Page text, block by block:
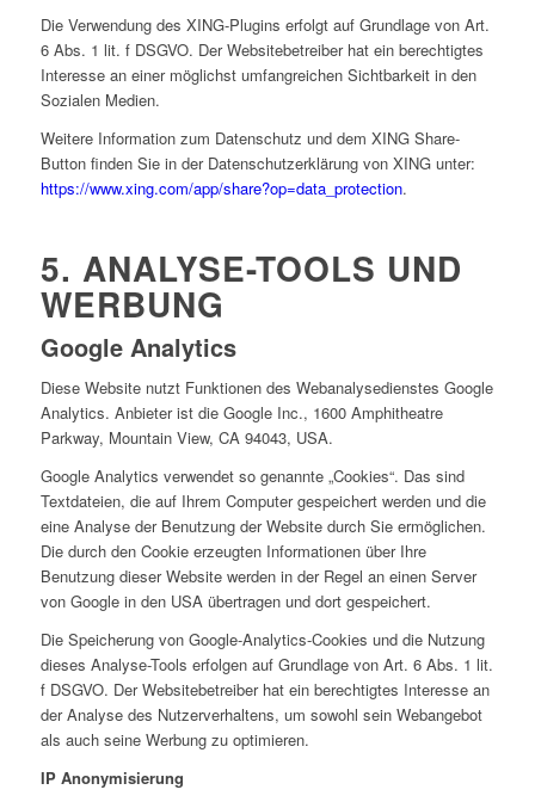
Die Verwendung des XING-Plugins erfolgt auf Grundlage von Art.
6 Abs. 1 lit. f DSGVO. Der Websitebetreiber hat ein berechtigtes
Interesse an einer möglichst umfangreichen Sichtbarkeit in den
Sozialen Medien.
Weitere Information zum Datenschutz und dem XING Share-
Button finden Sie in der Datenschutzerklärung von XING unter:
https://www.xing.com/app/share?op=data_protection.
5. ANALYSE-TOOLS UND
WERBUNG
Google Analytics
Diese Website nutzt Funktionen des Webanalysedienstes Google
Analytics. Anbieter ist die Google Inc., 1600 Amphitheatre
Parkway, Mountain View, CA 94043, USA.
Google Analytics verwendet so genannte „Cookies“. Das sind
Textdateien, die auf Ihrem Computer gespeichert werden und die
eine Analyse der Benutzung der Website durch Sie ermöglichen.
Die durch den Cookie erzeugten Informationen über Ihre
Benutzung dieser Website werden in der Regel an einen Server
von Google in den USA übertragen und dort gespeichert.
Die Speicherung von Google-Analytics-Cookies und die Nutzung
dieses Analyse-Tools erfolgen auf Grundlage von Art. 6 Abs. 1 lit.
f DSGVO. Der Websitebetreiber hat ein berechtigtes Interesse an
der Analyse des Nutzerverhaltens, um sowohl sein Webangebot
als auch seine Werbung zu optimieren.
IP Anonymisierung